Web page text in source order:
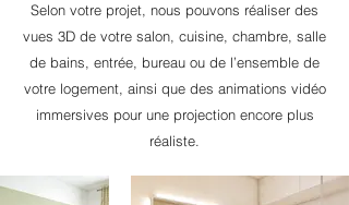
Selon votre projet, nous pouvons réaliser des
vues 3D de votre salon, cuisine, chambre, salle
de bains, entrée, bureau ou de l’ensemble de
votre logement, ainsi que des animations vidéo
immersives pour une projection encore plus
réaliste.